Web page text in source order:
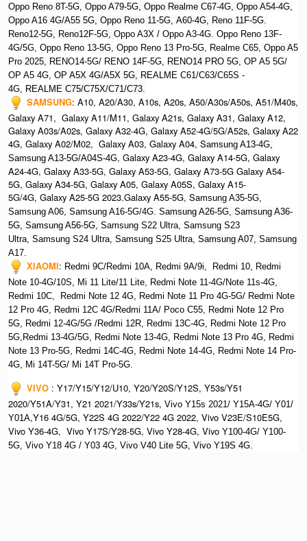
Oppo Reno 8T-5G, Oppo A79-5G, Oppo Realme C67-4G, Oppo A54-4G,
Oppo A16 4G/A55 5G, Oppo Reno 11-5G, A60-4G, Reno 11F-5G.
Reno12-5G, Reno12F-5G, Oppo A3X / Oppo A3-4G. Oppo Reno 13F-
4G/5G, Oppo Reno 13-5G, Oppo Reno 13 Pro-5G, Realme C65, Oppo A5
Pro 2025, RENO14-5G/ RENO 14F-5G, RENO14 PRO 5G, OP A5 5G/
OP A5 4G, OP A5X 4G/A5X 5G, REALME C61/C63/C65S -
4G, REALME C75/C75X/C71/C73.
SAMSUNG: A10, A20/A30, A10s, A20s, A50/A30s/A50s, A51/M40s,
Galaxy A71, Galaxy A11/M11, Galaxy A21s, Galaxy A31, Galaxy A12,
Galaxy A03s/A02s, Galaxy A32-4G, Galaxy A52-4G/5G/A52s, Galaxy A22
4G, Galaxy A02/M02, Galaxy A03, Galaxy A04, Samsung A13-4G,
Samsung A13-5G/A04S-4G, Galaxy A23-4G, Galaxy A14-5G, Galaxy
A24-4G, Galaxy A33-5G, Galaxy A53-5G, Galaxy A73-5G Galaxy A54-
5G, Galaxy A34-5G, Galaxy A05, Galaxy A05S, Galaxy A15-
5G/4G, Galaxy A25-5G 2023.Galaxy A55-5G, Samsung A35-5G,
Samsung A06, Samsung A16-5G/4G. Samsung A26-5G, Samsung A36-
5G, Samsung A56-5G, Samsung S22 Ultra, Samsung S23
Ultra, Samsung S24 Ultra, Samsung S25 Ultra, Samsung A07, Samsung
A17.
XIAOMI: Redmi 9C/Redmi 10A, Redmi 9A/9i, Redmi 10, Redmi
Note 10-4G/10S, Mi 11 Lite/11 Lite, Redmi Note 11-4G/Note 11s-4G,
Redmi 10C, Redmi Note 12 4G, Redmi Note 11 Pro 4G-5G/ Redmi Note
12 Pro 4G, Redmi 12C 4G/Redmi 11A/ Poco C55, Redmi Note 12 Pro
5G, Redmi 12-4G/5G /Redmi 12R, Redmi 13C-4G, Redmi Note 12 Pro
5G,Redmi 13-4G/5G, Redmi Note 13-4G, Redmi Note 13 Pro 4G, Redmi
Note 13 Pro-5G, Redmi 14C-4G, Redmi Note 14-4G, Redmi Note 14 Pro-
4G, Mi 14T-5G/ Mi 14T Pro-5G.
VIVO : Y17/Y15/Y12/U10, Y20/Y20S/Y12S, Y53s/Y51
2020/Y51A/Y31, Y21 2021/Y33s/Y21s, Vivo Y15s 2021/ Y15A-4G/ Y01/
Y01A,Y16 4G/5G, Y22S 4G 2022/Y22 4G 2022, Vivo V23E/S10E5G,
Vivo Y36-4G, Vivo Y17S/Y28-5G, Vivo Y28-4G, Vivo Y100-4G/ Y100-
5G, Vivo Y18 4G / Y03 4G, Vivo V40 Lite 5G, Vivo Y19S 4G.